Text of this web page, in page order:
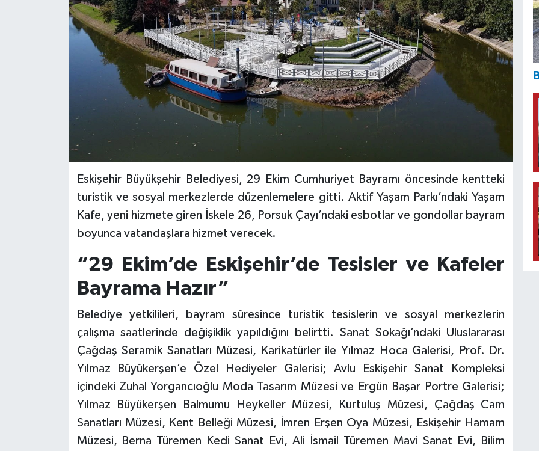
Eskişehir Büyükşehir Belediyesi, 29 Ekim Cumhuriyet Bayramı öncesinde kentteki
turistik ve sosyal merkezlerde düzenlemelere gitti. Aktif Yaşam Parkı’ndaki Yaşam
Kafe, yeni hizmete giren İskele 26, Porsuk Çayı’ndaki esbotlar ve gondollar bayram
boyunca vatandaşlara hizmet verecek.
“29 Ekim’de Eskişehir’de Tesisler ve Kafeler
Bayrama Hazır”
Belediye yetkilileri, bayram süresince turistik tesislerin ve sosyal merkezlerin
çalışma saatlerinde değişiklik yapıldığını belirtti. Sanat Sokağı’ndaki Uluslararası
Çağdaş Seramik Sanatları Müzesi, Karikatürler ile Yılmaz Hoca Galerisi, Prof. Dr.
Yılmaz Büyükerşen’e Özel Hediyeler Galerisi; Avlu Eskişehir Sanat Kompleksi
içindeki Zuhal Yorgancıoğlu Moda Tasarım Müzesi ve Ergün Başar Portre Galerisi;
Yılmaz Büyükerşen Balmumu Heykeller Müzesi, Kurtuluş Müzesi, Çağdaş Cam
Sanatları Müzesi, Kent Belleği Müzesi, İmren Erşen Oya Müzesi, Eskişehir Hamam
Müzesi, Berna Türemen Kedi Sanat Evi, Ali İsmail Türemen Mavi Sanat Evi, Bilim